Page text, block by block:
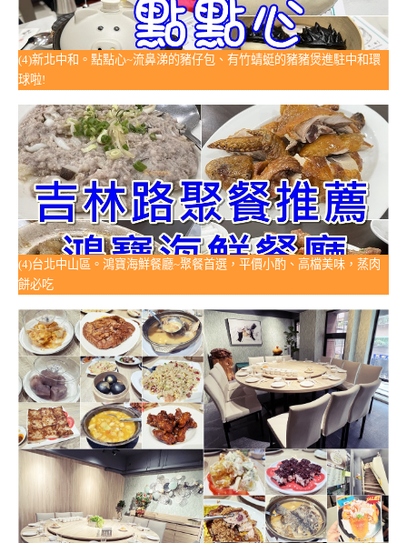
(4)新北中和。點點心~流鼻涕的豬仔包、有竹蜻蜓的豬豬煲進駐中和環
球啦!
(4)台北中山區。鴻寶海鮮餐廳~聚餐首選，平價小酌、高檔美味，蒸肉
餅必吃